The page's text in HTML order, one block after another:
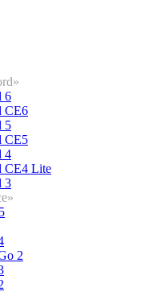
6
CE6
5
CE5
4
CE4 Lite
3
2